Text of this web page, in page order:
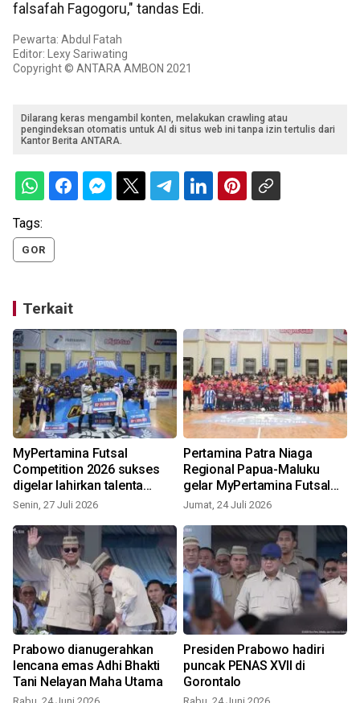
falsafah Fagogoru," tandas Edi.
Pewarta: Abdul Fatah
Editor: Lexy Sariwating
Copyright © ANTARA AMBON 2021
Dilarang keras mengambil konten, melakukan crawling atau
pengindeksan otomatis untuk AI di situs web ini tanpa izin tertulis dari
Kantor Berita ANTARA.
Tags:
GOR
Terkait
MyPertamina Futsal
Competition 2026 sukses
digelar lahirkan talenta
muda berprestasi di
Senin, 27 Juli 2026
Pertamina Patra Niaga
Regional Papua-Maluku
gelar MyPertamina Futsal
Competition 2026
Papua
Jumat, 24 Juli 2026
Prabowo dianugerahkan
lencana emas Adhi Bhakti
Tani Nelayan Maha Utama
Presiden Prabowo hadiri
puncak PENAS XVII di
Gorontalo